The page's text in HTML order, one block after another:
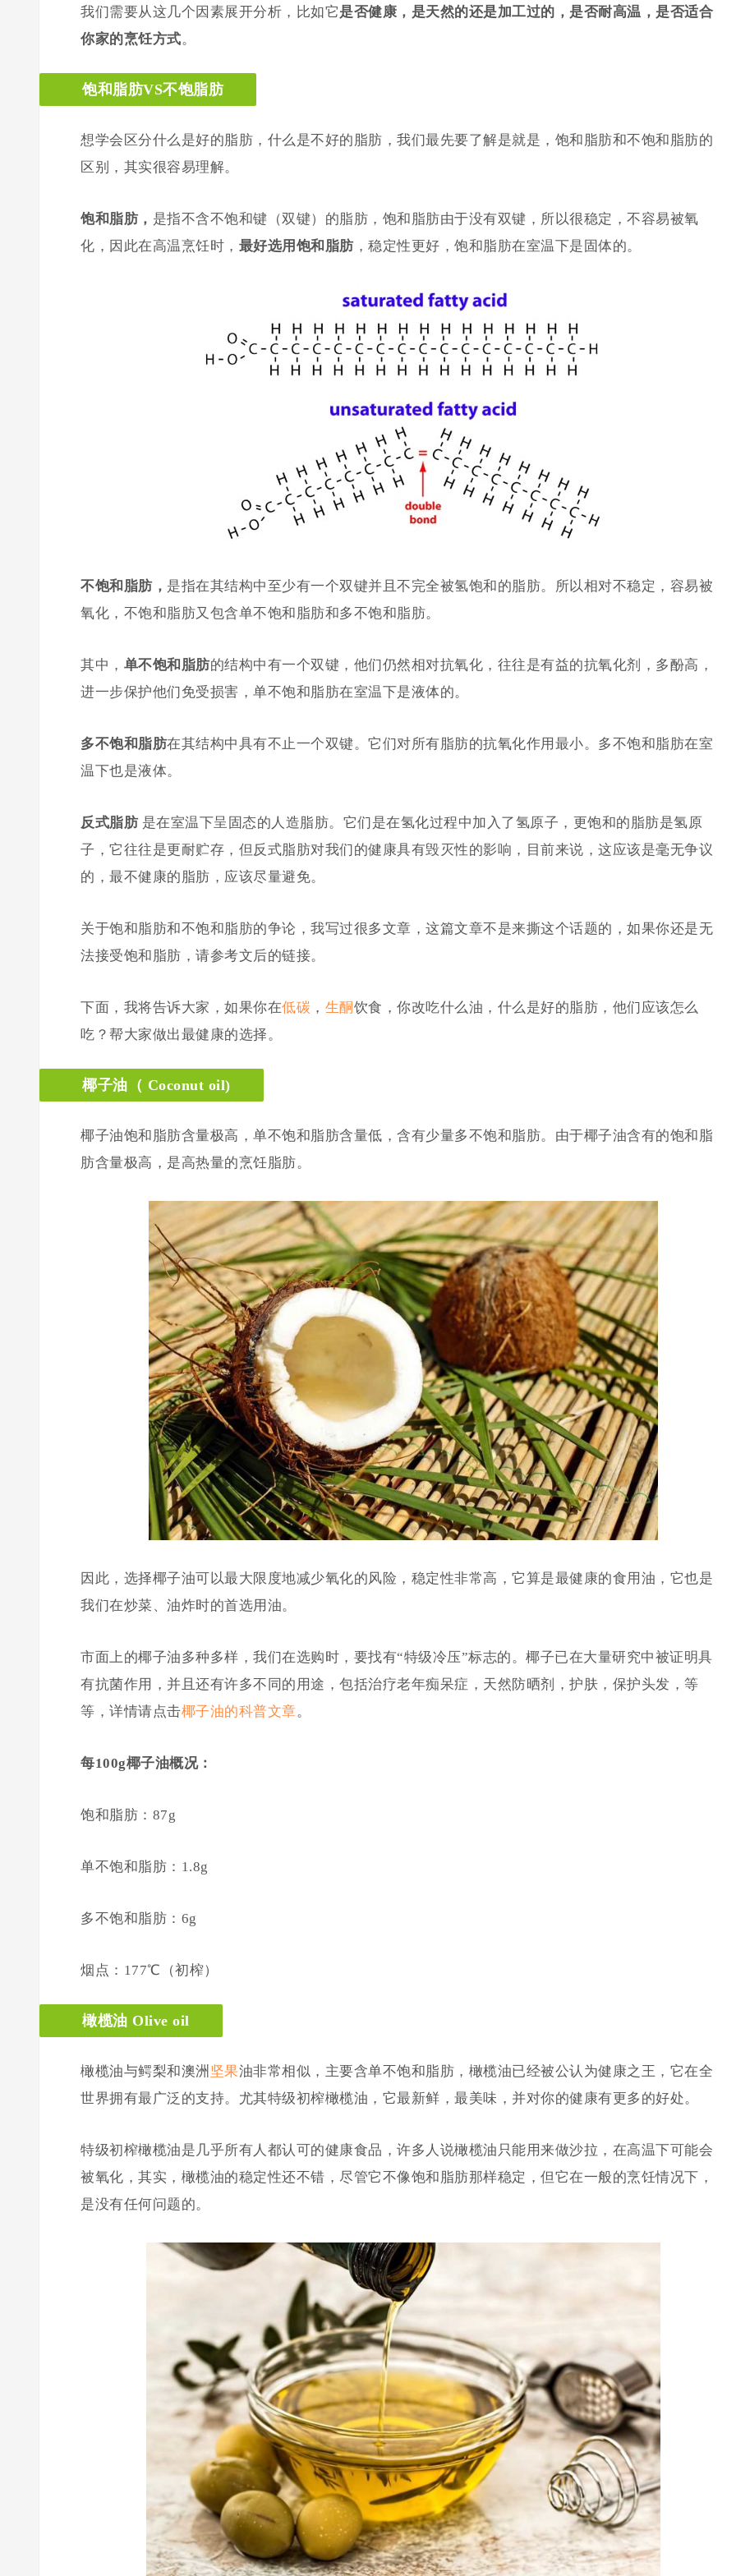
我们需要从这几个因素展开分析，比如它是否健康，是天然的还是加工过的，是否耐高温，是否适合
你家的烹饪方式。
饱和脂肪VS不饱脂肪
想学会区分什么是好的脂肪，什么是不好的脂肪，我们最先要了解是就是，饱和脂肪和不饱和脂肪的
区别，其实很容易理解。
饱和脂肪， 是指不含不饱和键（双键）的脂肪，饱和脂肪由于没有双键，所以很稳定，不容易被氧
化，因此在高温烹饪时， 最好选用饱和脂肪，稳定性更好，饱和脂肪在室温下是固体的。
不饱和脂肪， 是指在其结构中至少有一个双键并且不完全被氢饱和的脂肪。所以相对不稳定，容易被
氧化，不饱和脂肪又包含单不饱和脂肪和多不饱和脂肪。
其中， 单不饱和脂肪的结构中有一个双键，他们仍然相对抗氧化，往往是有益的抗氧化剂，多酚高，
进一步保护他们免受损害，单不饱和脂肪在室温下是液体的。
多不饱和脂肪在其结构中具有不止一个双键。它们对所有脂肪的抗氧化作用最小。多不饱和脂肪在室
温下也是液体。
反式脂肪 是在室温下呈固态的人造脂肪。它们是在氢化过程中加入了氢原子，更饱和的脂肪是氢原
子，它往往是更耐贮存，但反式脂肪对我们的健康具有毁灭性的影响，目前来说，这应该是毫无争议
的，最不健康的脂肪，应该尽量避免。
关于饱和脂肪和不饱和脂肪的争论，我写过很多文章，这篇文章不是来撕这个话题的，如果你还是无
法接受饱和脂肪，请参考文后的链接。
下面，我将告诉大家，如果你在低碳 ， 生酮饮食，你改吃什么油，什么是好的脂肪，他们应该怎么
吃？帮大家做出最健康的选择。
椰子油（ Coconut oil)
椰子油饱和脂肪含量极高，单不饱和脂肪含量低，含有少量多不饱和脂肪。由于椰子油含有的饱和脂
肪含量极高，是高热量的烹饪脂肪。
因此，选择椰子油可以最大限度地减少氧化的风险，稳定性非常高，它算是最健康的食用油，它也是
我们在炒菜、油炸时的首选用油。
市面上的椰子油多种多样，我们在选购时，要找有“特级冷压”标志的。椰子已在大量研究中被证明具
有抗菌作用，并且还有许多不同的用途，包括治疗老年痴呆症，天然防晒剂，护肤，保护头发，等
等，详情请点击椰子油的科普文章。
每100g椰子油概况：
饱和脂肪：87g
单不饱和脂肪：1.8g
多不饱和脂肪：6g
烟点：177℃（初榨）
橄榄油 Olive oil
橄榄油与鳄梨和澳洲 坚果油非常相似，主要含单不饱和脂肪，橄榄油已经被公认为健康之王，它在全
世界拥有最广泛的支持。尤其特级初榨橄榄油，它最新鲜，最美味，并对你的健康有更多的好处。
特级初榨橄榄油是几乎所有人都认可的健康食品，许多人说橄榄油只能用来做沙拉，在高温下可能会
被氧化，其实，橄榄油的稳定性还不错，尽管它不像饱和脂肪那样稳定，但它在一般的烹饪情况下，
是没有任何问题的。